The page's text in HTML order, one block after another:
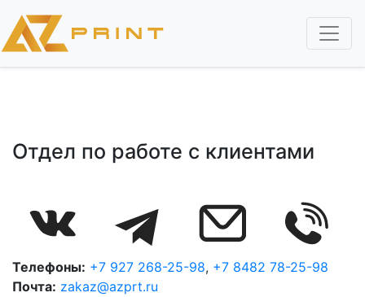
содержанию
Отдел по работе с клиентами
Изображение
Телефоны: +7 927 268-25-98, +7 8482 78-25-98
Почта: zakaz@azprt.ru